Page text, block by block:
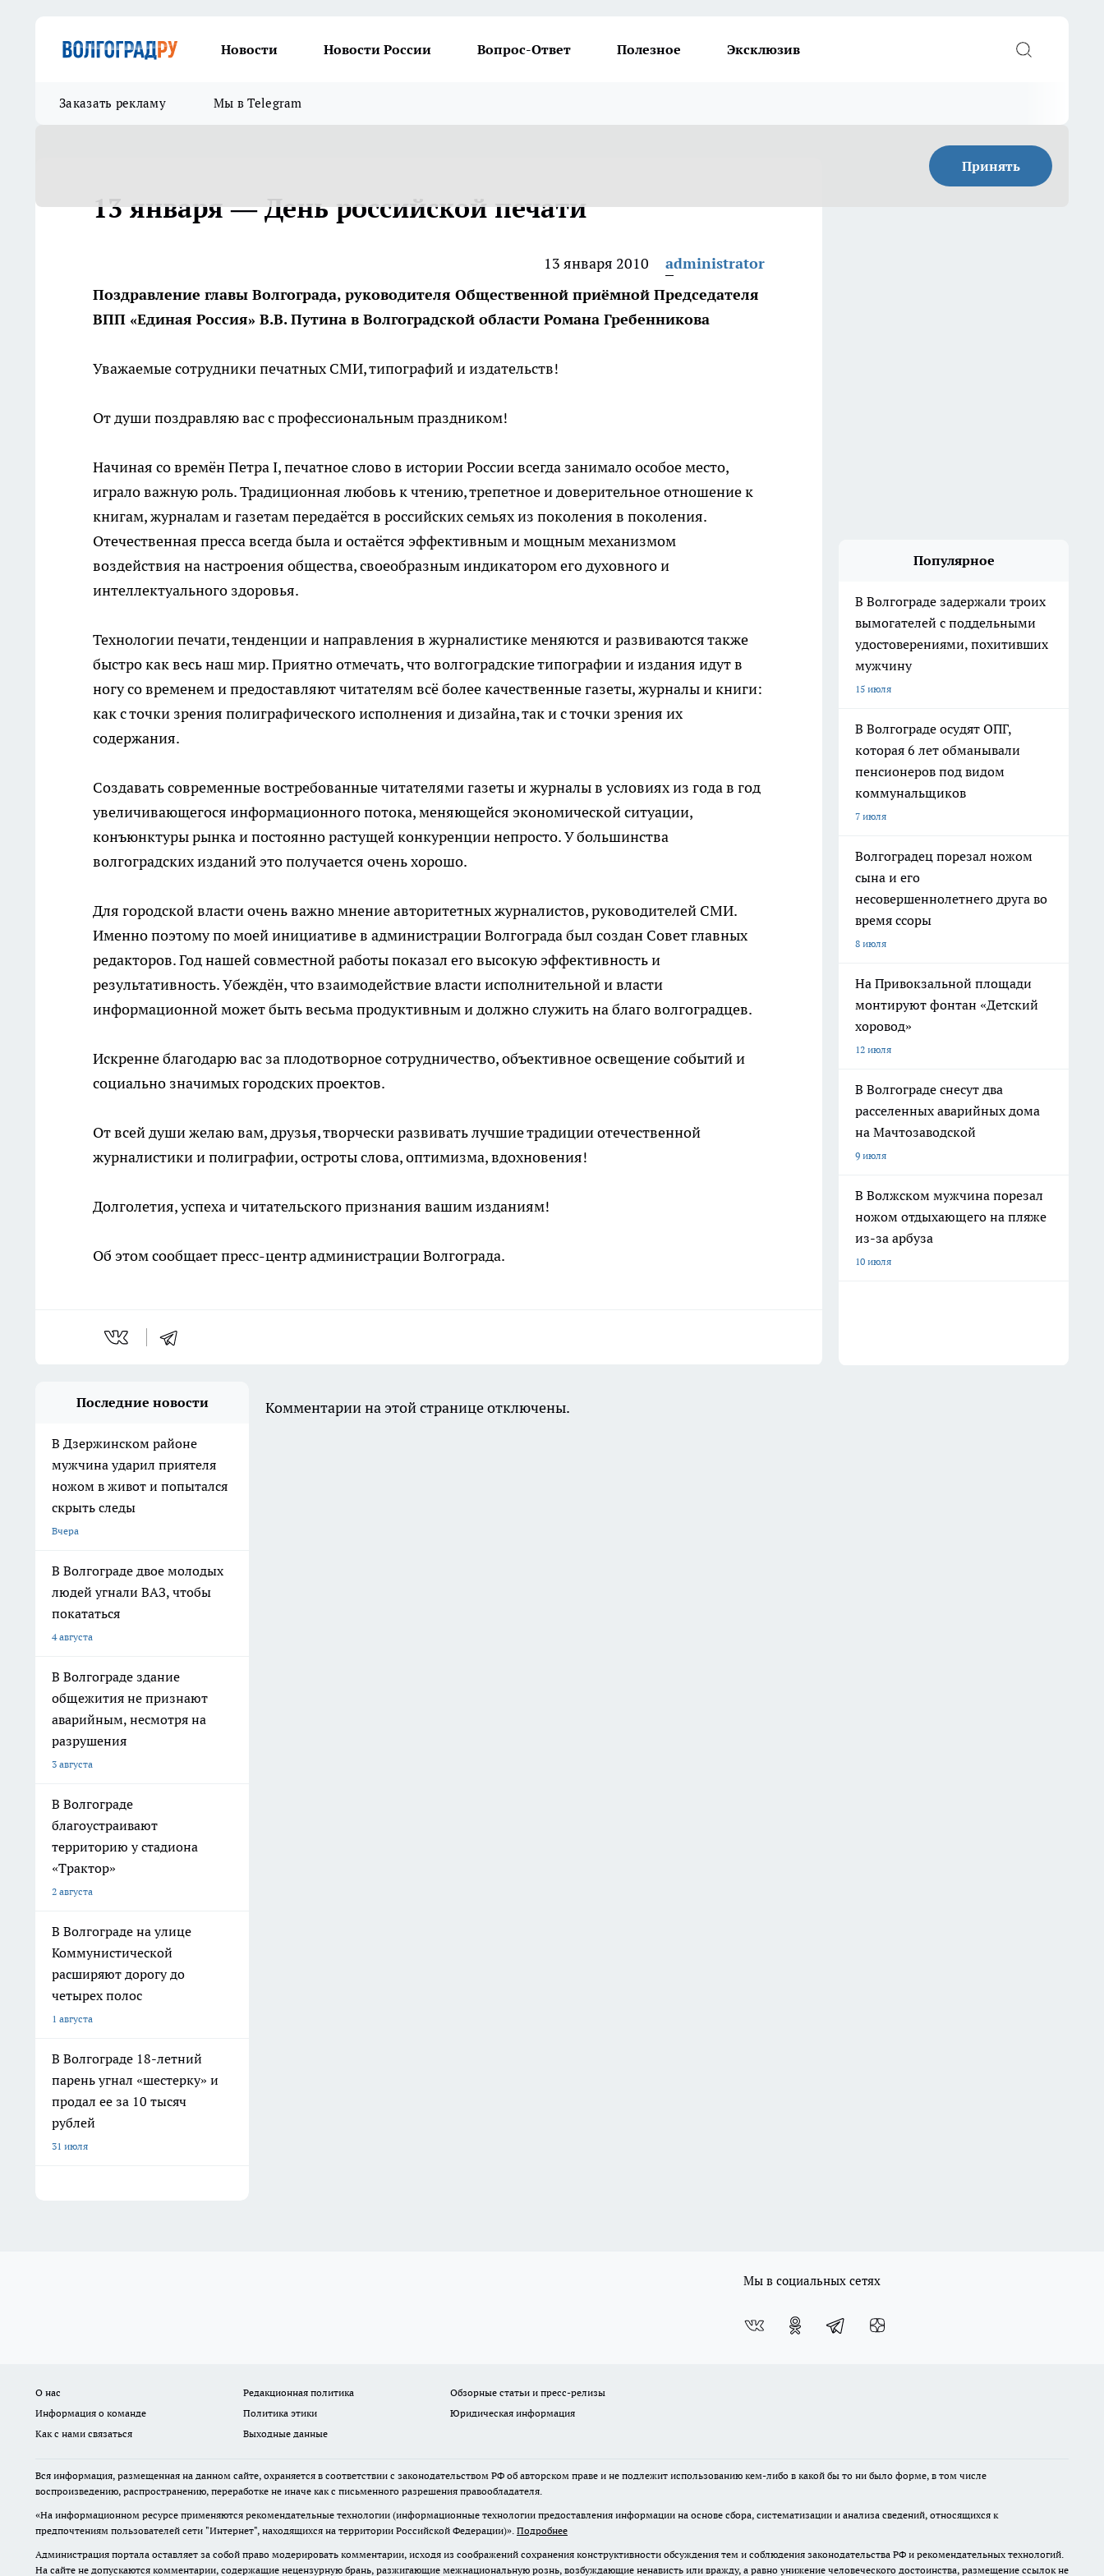
Новости Новости России Вопрос-Ответ Полезное Эксклюзив
Заказать рекламу Мы в Telegram
Принять
13 января — День российской печати
13 января 2010
administrator
Поздравление главы Волгограда, руководителя Общественной приёмной Председателя
ВПП «Единая Россия» В.В. Путина в Волгоградской области Романа Гребенникова
Уважаемые сотрудники печатных СМИ, типографий и издательств!
От души поздравляю вас с профессиональным праздником!
Начиная со времён Петра I, печатное слово в истории России всегда занимало особое место,
играло важную роль. Традиционная любовь к чтению, трепетное и доверительное отношение к
книгам, журналам и газетам передаётся в российских семьях из поколения в поколения.
Отечественная пресса всегда была и остаётся эффективным и мощным механизмом
воздействия на настроения общества, своеобразным индикатором его духовного и
интеллектуального здоровья.
Технологии печати, тенденции и направления в журналистике меняются и развиваются также
быстро как весь наш мир. Приятно отмечать, что волгоградские типографии и издания идут в
ногу со временем и предоставляют читателям всё более качественные газеты, журналы и книги:
как с точки зрения полиграфического исполнения и дизайна, так и с точки зрения их
содержания.
Создавать современные востребованные читателями газеты и журналы в условиях из года в год
увеличивающегося информационного потока, меняющейся экономической ситуации,
конъюнктуры рынка и постоянно растущей конкуренции непросто. У большинства
волгоградских изданий это получается очень хорошо.
Для городской власти очень важно мнение авторитетных журналистов, руководителей СМИ.
Именно поэтому по моей инициативе в администрации Волгограда был создан Совет главных
редакторов. Год нашей совместной работы показал его высокую эффективность и
результативность. Убеждён, что взаимодействие власти исполнительной и власти
информационной может быть весьма продуктивным и должно служить на благо волгоградцев.
Искренне благодарю вас за плодотворное сотрудничество, объективное освещение событий и
социально значимых городских проектов.
От всей души желаю вам, друзья, творчески развивать лучшие традиции отечественной
журналистики и полиграфии, остроты слова, оптимизма, вдохновения!
Долголетия, успеха и читательского признания вашим изданиям!
Об этом сообщает пресс-центр администрации Волгограда.
Популярное
В Волгограде задержали троих
вымогателей с поддельными
удостоверениями, похитивших
мужчину
15 июля
В Волгограде осудят ОПГ,
которая 6 лет обманывали
пенсионеров под видом
коммунальщиков
7 июля
Волгоградец порезал ножом
сына и его
несовершеннолетнего друга во
время ссоры
8 июля
На Привокзальной площади
монтируют фонтан «Детский
хоровод»
12 июля
В Волгограде снесут два
расселенных аварийных дома
на Мачтозаводской
9 июля
В Волжском мужчина порезал
ножом отдыхающего на пляже
из-за арбуза
10 июля
Последние новости
В Дзержинском районе
мужчина ударил приятеля
ножом в живот и попытался
скрыть следы
Вчера
В Волгограде двое молодых
людей угнали ВАЗ, чтобы
покататься
4 августа
В Волгограде здание
общежития не признают
аварийным, несмотря на
разрушения
3 августа
В Волгограде
благоустраивают
территорию у стадиона
«Трактор»
2 августа
В Волгограде на улице
Коммунистической
расширяют дорогу до
четырех полос
1 августа
В Волгограде 18-летний
парень угнал «шестерку» и
продал ее за 10 тысяч
рублей
31 июля
Комментарии на этой странице отключены.
Мы в социальных сетях
О нас Редакционная политика
Обзорные статьи и пресс-релизы
Информация о команде
Политика этики
Юридическая информация
Как с нами связаться
Выходные данные
Вся информация, размещенная на данном сайте, охраняется в соответствии с законодательством РФ об авторском праве и не подлежит использованию кем-либо в какой бы то ни было форме, в том числе
воспроизведению, распространению, переработке не иначе как с письменного разрешения правообладателя.
«На информационном ресурсе применяются рекомендательные технологии (информационные технологии предоставления информации на основе сбора, систематизации и анализа сведений, относящихся к
предпочтениям пользователей сети "Интернет", находящихся на территории Российской Федерации)». Подробнее
Администрация портала оставляет за собой право модерировать комментарии, исходя из соображений сохранения конструктивности обсуждения тем и соблюдения законодательства РФ и рекомендательных технологий.
На сайте не допускаются комментарии, содержащие нецензурную брань, разжигающие межнациональную рознь, возбуждающие ненависть или вражду, а равно унижение человеческого достоинства, размещение ссылок не